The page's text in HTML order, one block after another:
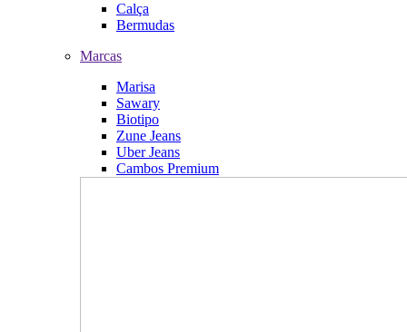
Calça
Bermudas
Marcas
Marisa
Sawary
Biotipo
Zune Jeans
Uber Jeans
Cambos Premium